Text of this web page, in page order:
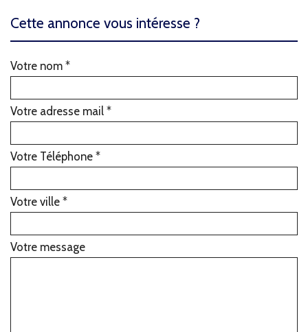
cette annonce vous intéresse ?
Votre nom *
Votre adresse mail *
Votre Téléphone *
Votre ville *
Votre message